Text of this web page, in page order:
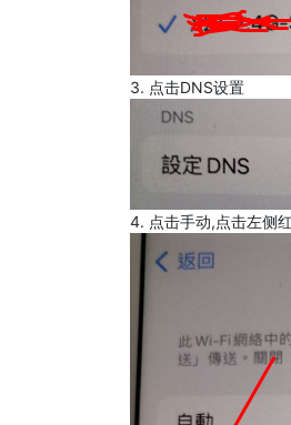
3. 点击DNS设置
4. 点击手动,点击左侧